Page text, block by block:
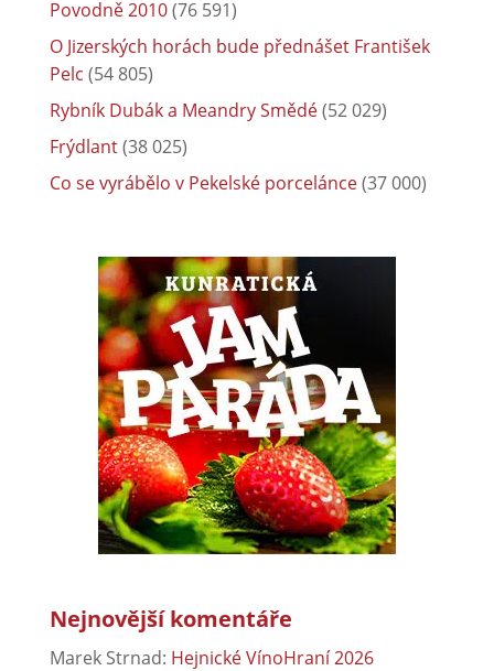
Povodně 2010(76 591)
O Jizerských horách bude přednášet František
Pelc (54 805)
Rybník Dubák a Meandry Smědé(52 029)
Frýdlant(38 025)
Co se vyrábělo v Pekelské porcelánce(37 000)
Nejnovější komentáře
Marek Strnad: Hejnické VínoHraní 2026